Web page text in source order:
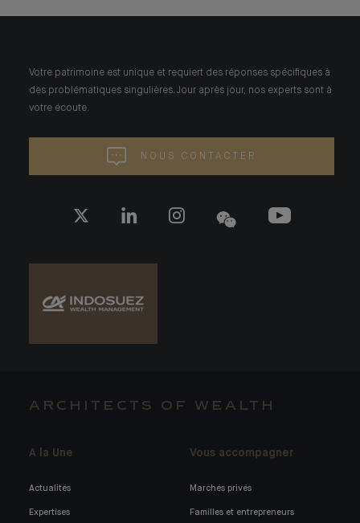
Votre patrimoine est unique et requiert des réponses spécifiques à
des problématiques singulières. Jour après jour, nos experts sont à
votre écoute.
NOUS CONTACTER
ARCHITECTS OF WEALTH
A la Une
Actualités
Expertises
Vous accompagner
Marchés privés
Familles et entrepreneurs